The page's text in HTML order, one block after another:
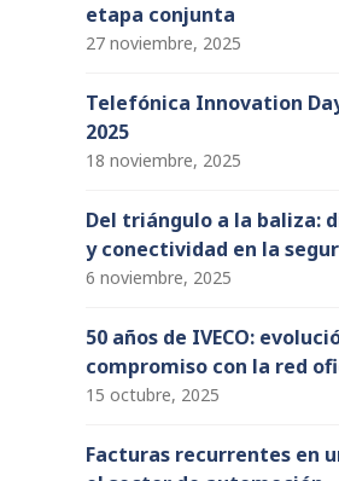
etapa conjunta
27 noviembre, 2025
Telefónica Innovation
2025
18 noviembre, 2025
Del triángulo a la baliza:
y conectividad en la
6 noviembre, 2025
50 años de IVECO:
compromiso con la red
15 octubre, 2025
Facturas recurrentes en